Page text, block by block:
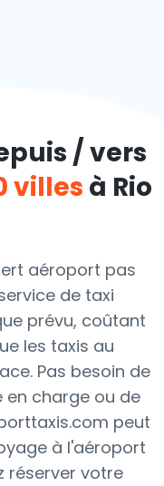
/ vers
villes à Rio
aéroport pas
de taxi
prévu, coûtant
les taxis au
Pas besoin de
en charge ou de
peut
à l'aéroport
réserver votre